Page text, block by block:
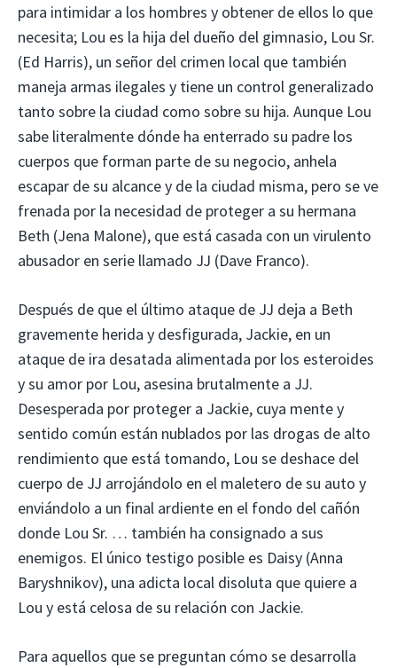
para intimidar a los hombres y obtener de ellos lo que
necesita; Lou es la hija del dueño del gimnasio, Lou Sr.
(Ed Harris), un señor del crimen local que también
maneja armas ilegales y tiene un control generalizado
tanto sobre la ciudad como sobre su hija. Aunque Lou
sabe literalmente dónde ha enterrado su padre los
cuerpos que forman parte de su negocio, anhela
escapar de su alcance y de la ciudad misma, pero se ve
frenada por la necesidad de proteger a su hermana
Beth (Jena Malone), que está casada con un virulento
abusador en serie llamado JJ (Dave Franco).
Después de que el último ataque de JJ deja a Beth
gravemente herida y desfigurada, Jackie, en un
ataque de ira desatada alimentada por los esteroides
y su amor por Lou, asesina brutalmente a JJ.
Desesperada por proteger a Jackie, cuya mente y
sentido común están nublados por las drogas de alto
rendimiento que está tomando, Lou se deshace del
cuerpo de JJ arrojándolo en el maletero de su auto y
enviándolo a un final ardiente en el fondo del cañón
donde Lou Sr. … también ha consignado a sus
enemigos. El único testigo posible es Daisy (Anna
Baryshnikov), una adicta local disoluta que quiere a
Lou y está celosa de su relación con Jackie.
Para aquellos que se preguntan cómo se desarrolla